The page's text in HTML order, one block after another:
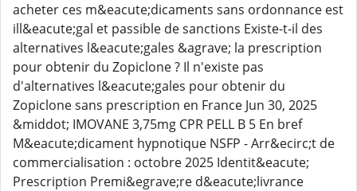
acheter ces m&eacute;dicaments sans ordonnance est
ill&eacute;gal et passible de sanctions Existe-t-il des
alternatives l&eacute;gales &agrave; la prescription
pour obtenir du Zopiclone ? Il n'existe pas
d'alternatives l&eacute;gales pour obtenir du
Zopiclone sans prescription en France Jun 30, 2025
&middot; IMOVANE 3,75mg CPR PELL B 5 En bref
M&eacute;dicament hypnotique NSFP - Arr&ecirc;t de
commercialisation : octobre 2025 Identit&eacute;
Prescription Premi&egrave;re d&eacute;livrance